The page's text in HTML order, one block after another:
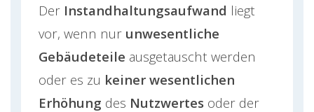
Der Instandhaltungsaufwand liegt
vor, wenn nur unwesentliche
Gebäudeteile ausgetauscht werden
oder es zu keiner wesentlichen
Erhöhung des Nutzwertes oder der